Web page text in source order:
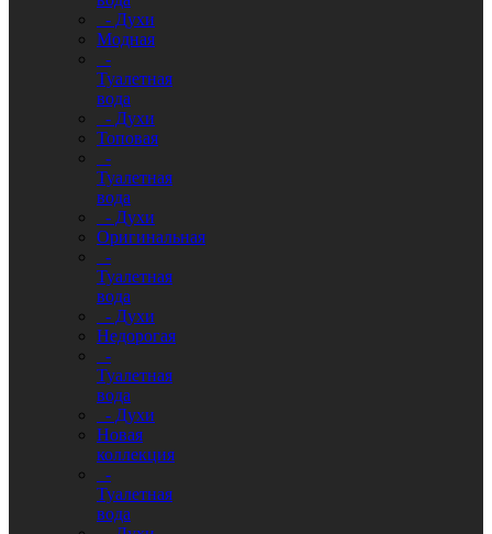
- Духи
Модная
-
Туалетная
вода
- Духи
Топовая
-
Туалетная
вода
- Духи
Оригинальная
-
Туалетная
вода
- Духи
Недорогая
-
Туалетная
вода
- Духи
Новая
коллекция
-
Туалетная
вода